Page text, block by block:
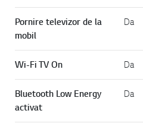
Pornire televizor de la
mobil
Da
Wi-Fi TV On Da
Bluetooth Low Energy
activat
Da